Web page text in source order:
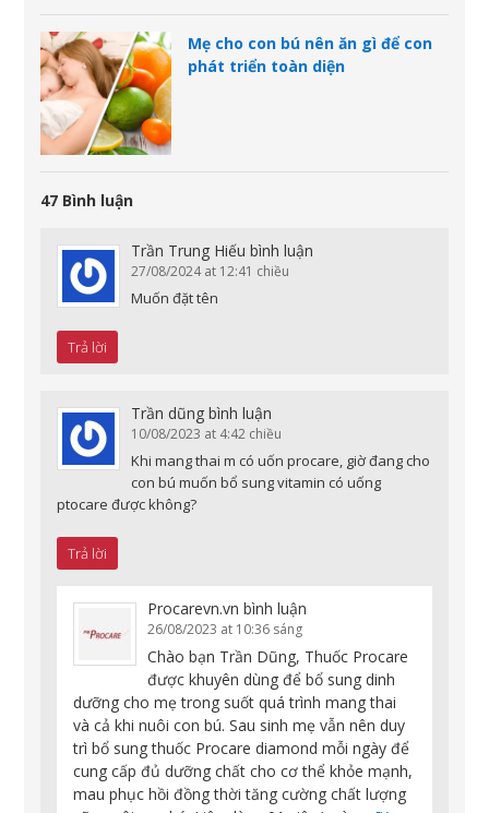
Mẹ cho con bú nên ăn gì để con
phát triển toàn diện
47 Bình luận
Trần Trung Hiếu bình luận
27/08/2024 at 12:41 chiều
Muốn đặt tên
Trả lời
Trần dũng bình luận
10/08/2023 at 4:42 chiều
Khi mang thai m có uốn procare, giờ đang cho
con bú muốn bổ sung vitamin có uống
ptocare được không?
Trả lời
Procarevn.vn bình luận
26/08/2023 at 10:36 sáng
Chào bạn Trần Dũng, Thuốc Procare
được khuyên dùng để bổ sung dinh
dưỡng cho mẹ trong suốt quá trình mang thai
và cả khi nuôi con bú. Sau sinh mẹ vẫn nên duy
trì bổ sung thuốc Procare diamond mỗi ngày để
cung cấp đủ dưỡng chất cho cơ thể khỏe mạnh,
mau phục hồi đồng thời tăng cường chất lượng